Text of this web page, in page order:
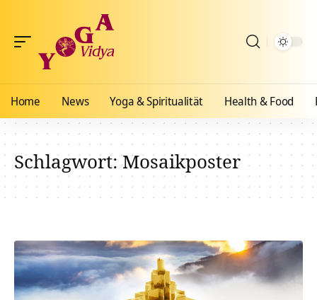
Home News Yoga & Spiritualität Health & Food
Schlagwort:Mosaikposter